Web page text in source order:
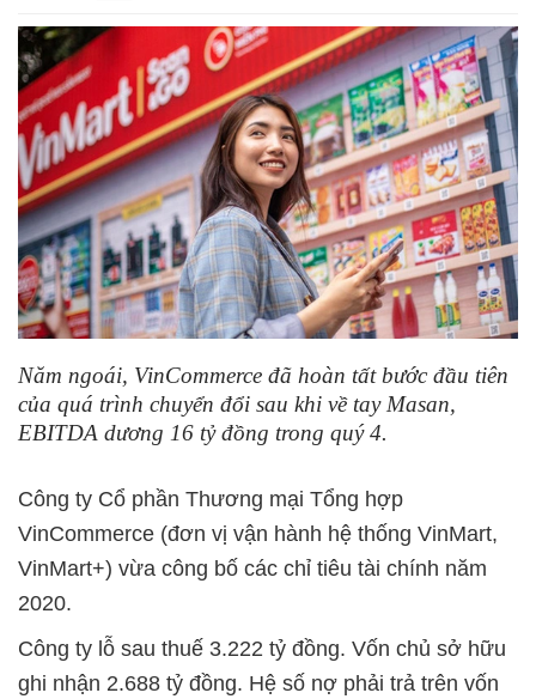
Năm ngoái, VinCommerce đã hoàn tất bước đầu tiên
của quá trình chuyển đổi sau khi về tay Masan,
EBITDA dương 16 tỷ đồng trong quý 4.
Công ty Cổ phần Thương mại Tổng hợp
VinCommerce (đơn vị vận hành hệ thống VinMart,
VinMart+) vừa công bố các chỉ tiêu tài chính năm
2020.
Công ty lỗ sau thuế 3.222 tỷ đồng. Vốn chủ sở hữu
ghi nhận 2.688 tỷ đồng. Hệ số nợ phải trả trên vốn